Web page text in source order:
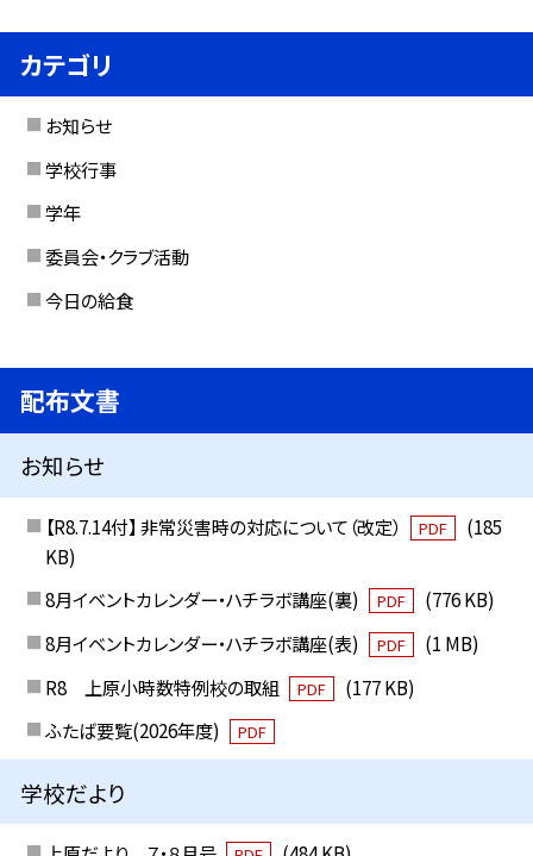
カテゴリ
お知らせ
学校行事
学年
委員会・クラブ活動
今日の給食
配布文書
お知らせ
【R8.7.14付】 非常災害時の対応について（改定） PDF
(185
KB)
8月イベントカレンダー・ハチラボ講座(裏)
PDF
(776 KB)
8月イベントカレンダー・ハチラボ講座(表)
PDF
(1 MB)
R8 上原小時数特例校の取組
PDF
(177 KB)
ふたば要覧(2026年度)
PDF
学校だより